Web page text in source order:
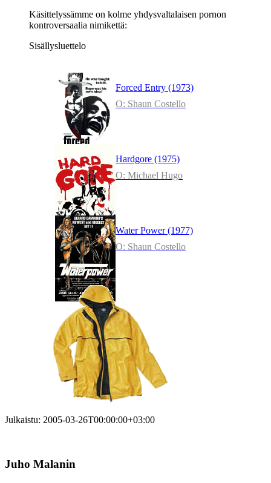
Käsittelyssämme on kolme yhdysvaltalaisen pornon
kontroversaalia nimikettä:
Sisällysluettelo
Forced Entry (1973)
O: Shaun Costello
Hardgore (1975)
O: Michael Hugo
Water Power (1977)
O: Shaun Costello
Julkaistu: 2005-03-26T00:00:00+03:00
Juho Malanin